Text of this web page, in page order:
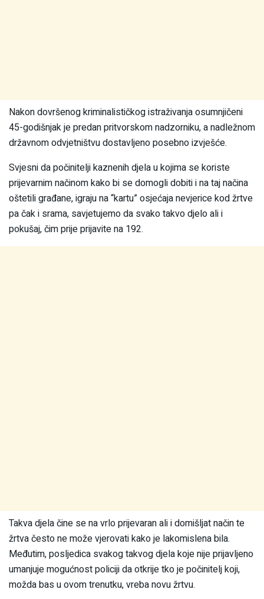
Nakon dovršenog kriminalističkog istraživanja osumnjičeni
45-godišnjak je predan pritvorskom nadzorniku, a nadležnom
državnom odvjetništvu dostavljeno posebno izvješće.
Svjesni da počinitelji kaznenih djela u kojima se koriste
prijevarnim načinom kako bi se domogli dobiti i na taj načina
oštetili građane, igraju na “kartu” osjećaja nevjerice kod žrtve
pa čak i srama, savjetujemo da svako takvo djelo ali i
pokušaj, čim prije prijavite na 192.
Takva djela čine se na vrlo prijevaran ali i domišljat način te
žrtva često ne može vjerovati kako je lakomislena bila.
Međutim, posljedica svakog takvog djela koje nije prijavljeno
umanjuje mogućnost policiji da otkrije tko je počinitelj koji,
možda bas u ovom trenutku, vreba novu žrtvu.